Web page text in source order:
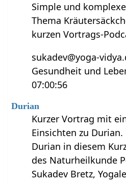
Simple und
Thema
kurzen Vortrags-
sukadev@yoga-
Gesundheit und
07:00:56
Durian
Kurzer Vortrag mit
Einsichten zu
Durian in diesem
des Naturheilkunde
Sukadev Bretz,